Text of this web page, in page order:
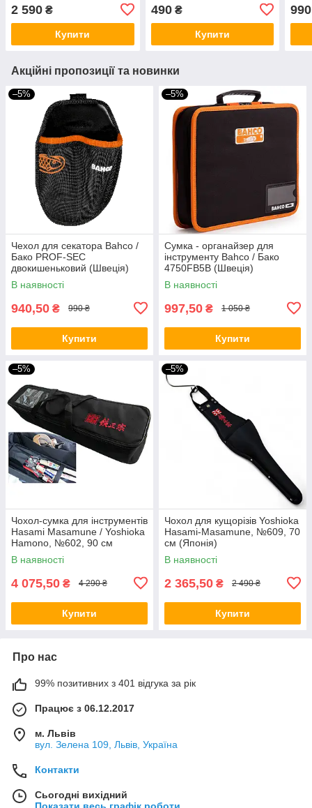
2 590 ₴
Купити
490₴
Купити
990
Акційні пропозиції та новинки
–5%
Чехол для секатора Bahco /
Бако PROF-SEC
двокишеньковий (Швеція)
В наявності
940,50 ₴ 990 ₴
Купити
–5%
Сумка - органайзер для
інструменту Bahco / Бако
4750FB5B (Швеція)
В наявності
997,50 ₴ 1 050 ₴
Купити
–5%
Чохол-сумка для інструментів
Hasami Masamune / Yoshioka
Hamono, №602, 90 см
(Японія)
В наявності
4 075,50 ₴ 4 290 ₴
Купити
–5%
Чохол для кущорізів Yoshioka
Hasami-Masamune, №609, 70
см (Японія)
В наявності
2 365,50 ₴ 2 490 ₴
Купити
Про нас
99% позитивних з 401 відгука за рік
Працює з 06.12.2017
м. Львів
вул. Зелена 109, Львів, Україна
Контакти
Сьогодні вихідний